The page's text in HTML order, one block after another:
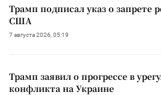
Трамп подписал указ о запрете
США
7 августа 2026, 05:19
Трамп заявил о прогрессе в
конфликта на Украине